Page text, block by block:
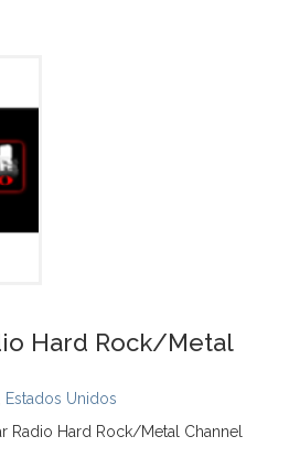
Hard Rock/Metal
Estados Unidos
Radio Hard Rock/Metal Channel